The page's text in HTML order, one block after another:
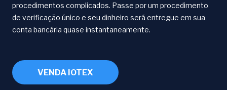
procedimentos complicados. Passe por um procedimento
de verificação único e seu dinheiro será entregue em sua
conta bancária quase instantaneamente.
VENDA IOTEX